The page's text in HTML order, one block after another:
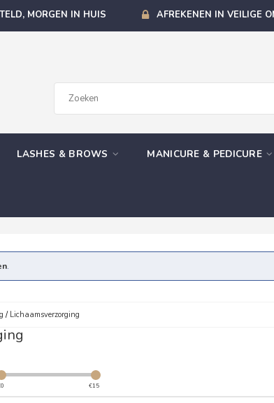
MORGEN IN HUIS AFREKENEN IN VEILIGE
LASHES & BROWS MANICURE & PEDICURE
.
/ Lichaamsverzorging
0 €15